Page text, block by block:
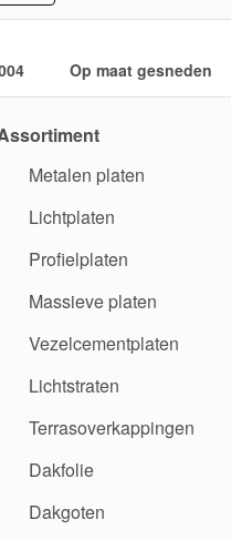
Op maat gesneden
Metalen platen
Lichtplaten
Profielplaten
Massieve platen
Vezelcementplaten
Lichtstraten
Terrasoverkappingen
Dakfolie
Dakgoten